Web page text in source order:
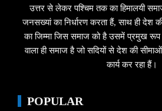
उत्तर से लेकर पश्चिम तक का हिमालयी
जनसख्यां का निर्धारण करता हैं, साथ ही देश
का जिम्मा जिस समाज को है उसमें प्रमुख रूप
वाला ही समाज है जो सदियों से देश की
कार्य कर रहा हैं।
POPULAR